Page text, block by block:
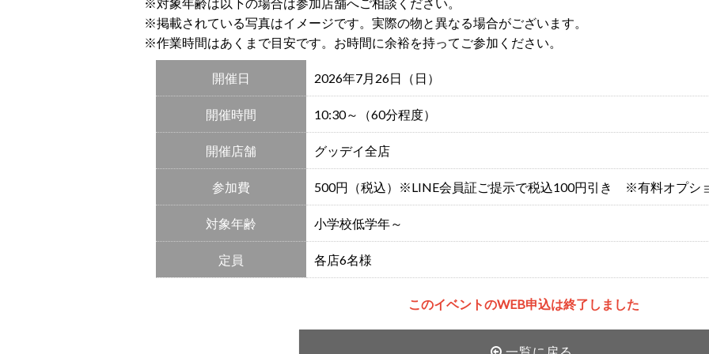
※掲載されている写真はイメージです。実際の物と異なる場合がございます。
※作業時間はあくまで目安です。お時間に余裕を持ってご参加ください。
開催日 2026年7月26日（日）
開催時間 10:30～（60分程度）
開催店舗 グッデイ全店
参加費 500円（税込）※LINE会員証ご提示で税込100円引き ※有料オプシ
対象年齢 小学校低学年～
定員 各店6名様
このイベントのWEB申込は終了しました